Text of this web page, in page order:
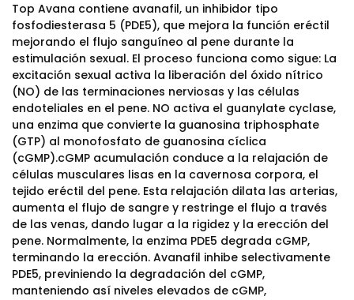
Top Avana contiene avanafil, un inhibidor tipo
fosfodiesterasa 5 (PDE5), que mejora la función eréctil
mejorando el flujo sanguíneo al pene durante la
estimulación sexual. El proceso funciona como sigue: La
excitación sexual activa la liberación del óxido nítrico
(NO) de las terminaciones nerviosas y las células
endoteliales en el pene. NO activa el guanylate cyclase,
una enzima que convierte la guanosina triphosphate
(GTP) al monofosfato de guanosina cíclica
(cGMP).cGMP acumulación conduce a la relajación de
células musculares lisas en la cavernosa corpora, el
tejido eréctil del pene. Esta relajación dilata las arterias,
aumenta el flujo de sangre y restringe el flujo a través
de las venas, dando lugar a la rigidez y la erección del
pene. Normalmente, la enzima PDE5 degrada cGMP,
terminando la erección. Avanafil inhibe selectivamente
PDE5, previniendo la degradación del cGMP,
manteniendo así niveles elevados de cGMP,